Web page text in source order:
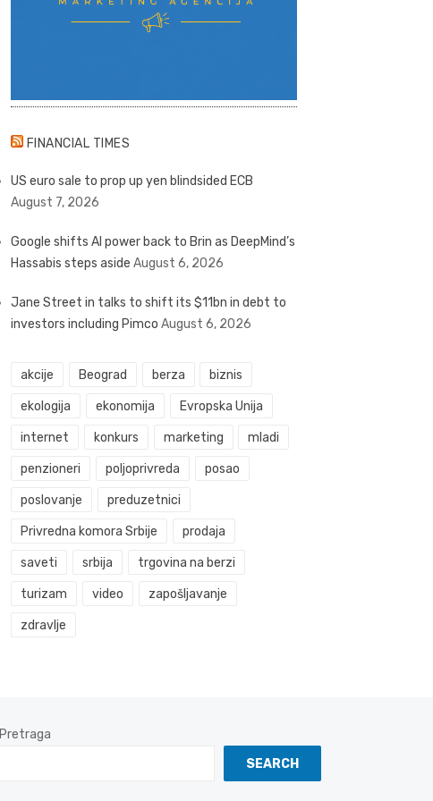
FINANCIAL TIMES
US euro sale to prop up yen blindsided ECB
August 7, 2026
Google shifts AI power back to Brin as DeepMind’s
Hassabis steps aside August 6, 2026
Jane Street in talks to shift its $11bn in debt to
investors including Pimco August 6, 2026
akcije Beograd berza biznis
ekologija ekonomija Evropska Unija
internet konkurs marketing mladi
penzioneri poljoprivreda posao
poslovanje preduzetnici
Privredna komora Srbije prodaja
saveti srbija trgovina na berzi
turizam video zapošljavanje
zdravlje
Pretraga
SEARCH